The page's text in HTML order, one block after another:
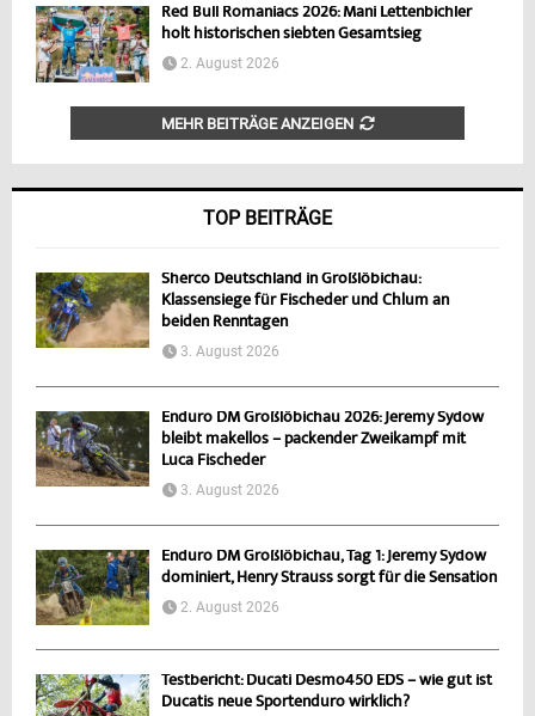
Red Bull Romaniacs 2026: Mani Lettenbichler
holt historischen siebten Gesamtsieg
2. August 2026
MEHR BEITRÄGE ANZEIGEN
TOP BEITRÄGE
Sherco Deutschland in Großlöbichau:
Klassensiege für Fischeder und Chlum an
beiden Renntagen
3. August 2026
Enduro DM Großlöbichau 2026: Jeremy Sydow
bleibt makellos – packender Zweikampf mit
Luca Fischeder
3. August 2026
Enduro DM Großlöbichau, Tag 1: Jeremy Sydow
dominiert, Henry Strauss sorgt für die Sensation
2. August 2026
Testbericht: Ducati Desmo450 EDS – wie gut ist
Ducatis neue Sportenduro wirklich?